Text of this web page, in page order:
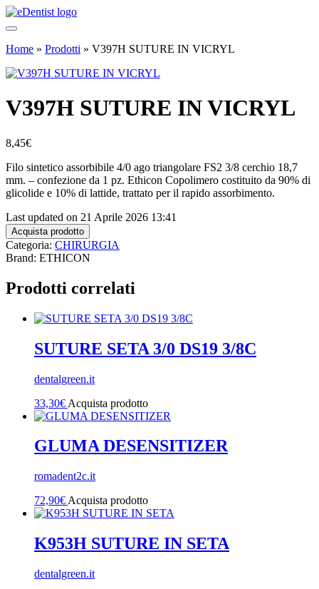
Home » Prodotti » V397H SUTURE IN VICRYL
V397H SUTURE IN VICRYL
8,45€
Filo sintetico assorbibile 4/0 ago triangolare FS2 3/8 cerchio 18,7
mm. – confezione da 1 pz. Ethicon Copolimero costituito da 90% di
glicolide e 10% di lattide, trattato per il rapido assorbimento.
Last updated on 21 Aprile 2026 13:41
Acquista prodotto
Categoria: CHIRURGIA
Brand: ETHICON
Prodotti correlati
SUTURE SETA 3/0 DS19 3/8C
dentalgreen.it
33,30€ Acquista prodotto
GLUMA DESENSITIZER
romadent2c.it
72,90€ Acquista prodotto
K953H SUTURE IN SETA
dentalgreen.it